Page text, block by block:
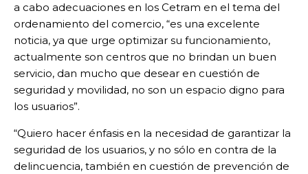
a cabo adecuaciones en los Cetram en el tema del
ordenamiento del comercio, “es una excelente
noticia, ya que urge optimizar su funcionamiento,
actualmente son centros que no brindan un buen
servicio, dan mucho que desear en cuestión de
seguridad y movilidad, no son un espacio digno para
los usuarios”.
“Quiero hacer énfasis en la necesidad de garantizar la
seguridad de los usuarios, y no sólo en contra de la
delincuencia, también en cuestión de prevención de